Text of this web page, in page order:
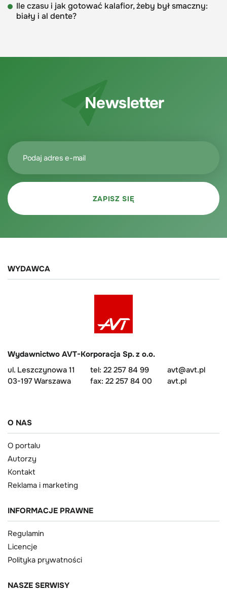
Ile czasu i jak gotować kalafior, żeby był smaczny:
biały i al dente?
Newsletter
WYDAWCA
Wydawnictwo AVT-Korporacja Sp. z o.o.
ul. Leszczynowa 11
03-197 Warszawa
tel: 22 257 84 99
fax: 22 257 84 00
avt@avt.pl
avt.pl
O NAS
O portalu
Autorzy
Kontakt
Reklama i marketing
INFORMACJE PRAWNE
Regulamin
Licencje
Polityka prywatności
NASZE SERWISY